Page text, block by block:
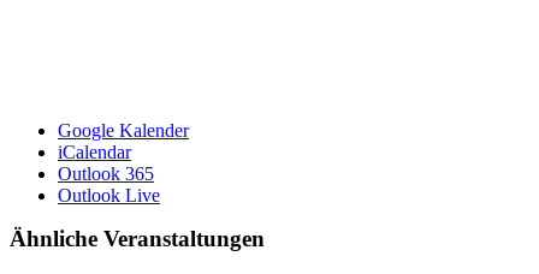
Google Kalender
iCalendar
Outlook 365
Outlook Live
Ähnliche Veranstaltungen